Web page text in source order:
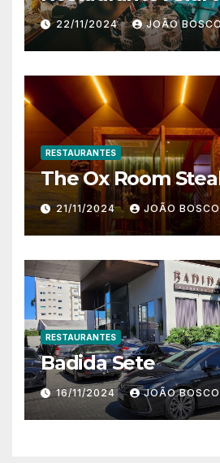
22/11/2024 JOÃO
RESTAURANTES
The Ox Room
21/11/2024 JOÃO BOSCO
RESTAURANTES
Badida Sete
16/11/2024 JOÃO BOSCO